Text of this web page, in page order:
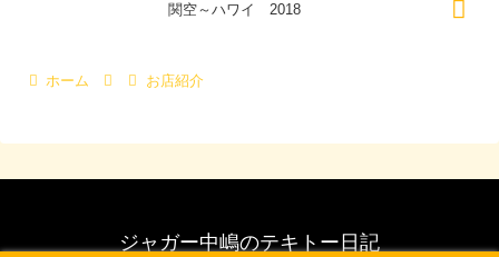
関空～ハワイ 2018
ホーム お店紹介
ジャガー中嶋のテキトー日記